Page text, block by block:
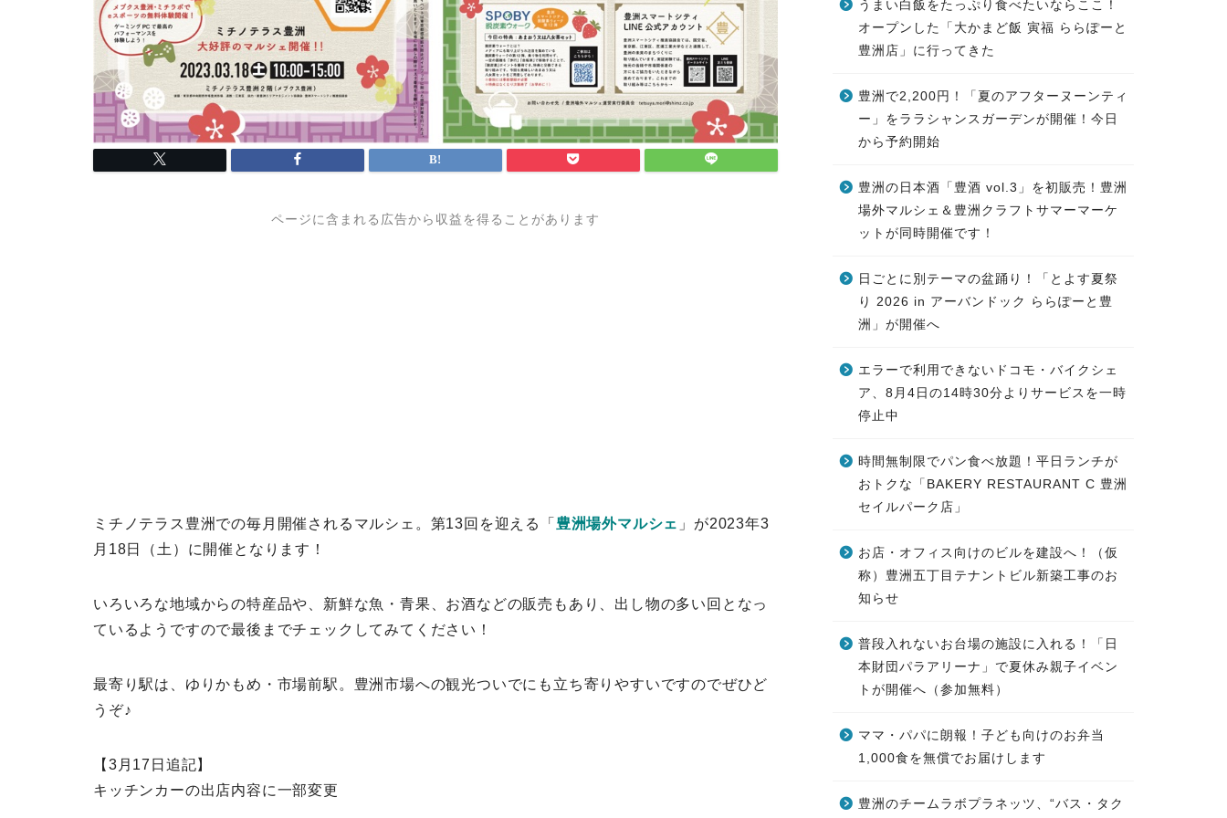
ページに含まれる広告から収益を得ることがあります
ミチノテラス豊洲での毎月開催されるマルシェ。第13回を迎える「 豊洲場外マルシェ 」が2023年3
月18日（土）に開催となります！
いろいろな地域からの特産品や、新鮮な魚・青果、お酒などの販売もあり、出し物の多い回となっ
ているようですので最後までチェックしてみてください！
最寄り駅は、ゆりかもめ・市場前駅。豊洲市場への観光ついでにも立ち寄りやすいですのでぜひど
うぞ♪
【3月17日追記】
キッチンカーの出店内容に一部変更
うまい白飯をたっぷり食べたいならここ！
オープンした「大かまど飯 寅福 ららぽーと
豊洲店」に行ってきた
豊洲で2,200円！「夏のアフターヌーンティ
ー」をララシャンスガーデンが開催！今日
から予約開始
豊洲の日本酒「豊酒 vol.3」を初販売！豊洲
場外マルシェ＆豊洲クラフトサマーマーケ
ットが同時開催です！
日ごとに別テーマの盆踊り！「とよす夏祭
り 2026 in アーバンドック ららぽーと豊
洲」が開催へ
エラーで利用できないドコモ・バイクシェ
ア、8月4日の14時30分よりサービスを一時
停止中
時間無制限でパン食べ放題！平日ランチが
おトクな「BAKERY RESTAURANT C 豊洲
セイルパーク店」
お店・オフィス向けのビルを建設へ！（仮
称）豊洲五丁目テナントビル新築工事のお
知らせ
普段入れないお台場の施設に入れる！「日
本財団パラアリーナ」で夏休み親子イベン
トが開催へ（参加無料）
ママ・パパに朗報！子ども向けのお弁当
1,000食を無償でお届けします
豊洲のチームラボプラネッツ、“バス・タク